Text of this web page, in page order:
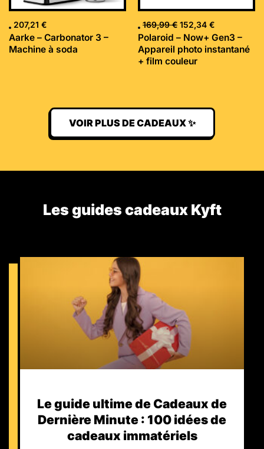
207,21 €
Aarke – Carbonator 3 –
Machine à soda
169,99€ 152,34 €
Polaroid – Now+ Gen3 –
Appareil photo instantané
+ film couleur
VOIR PLUS DE CADEAUX ✨
Les guides cadeaux Kyft​
Le guide ultime de Cadeaux de
Dernière Minute : 100 idées de
cadeaux immatériels